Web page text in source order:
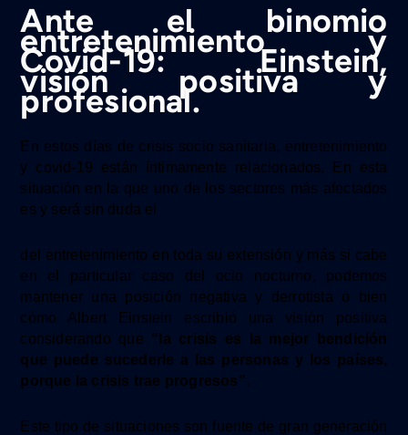
Ante el binomio
entretenimiento y
Covid-19: Einstein,
visión positiva y
profesional.
En estos días de crisis socio sanitaria, entretenimiento
y covid-19 están íntimamente relacionados. En esta
situación en la que uno de los sectores más afectados
es y será sin duda el
del entretenimiento en toda su extensión y más si cabe
en el particular caso del ocio nocturno, podemos
mantener una posición negativa y derrotista o bien
cómo Albert Einstein escribió
una visión positiva
considerando que “ la crisis es la mejor bendición
que puede sucederle a las personas y los países,
porque la crisis trae progresos”.
Este tipo de situaciones son fuente de gran generación